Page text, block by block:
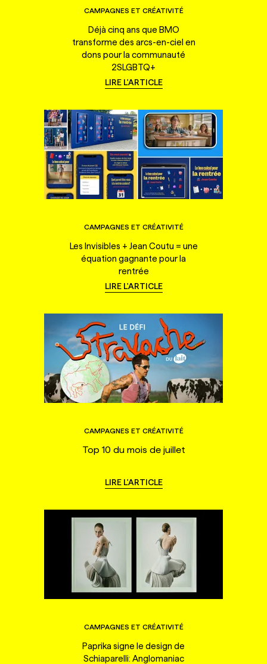
CAMPAGNES ET CRÉATIVITÉ
Déjà cinq ans que BMO
transforme des arcs-en-ciel en
dons pour la communauté
2SLGBTQ+
LIRE L'ARTICLE
CAMPAGNES ET CRÉATIVITÉ
Les Invisibles + Jean Coutu = une
équation gagnante pour la
rentrée
LIRE L'ARTICLE
CAMPAGNES ET CRÉATIVITÉ
Top 10 du mois de juillet
LIRE L'ARTICLE
CAMPAGNES ET CRÉATIVITÉ
Paprika signe le design de
Schiaparelli: Anglomaniac